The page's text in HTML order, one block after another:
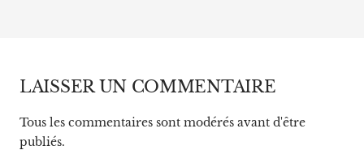
LAISSER UN COMMENTAIRE
Tous les commentaires sont modérés avant d'être
publiés.